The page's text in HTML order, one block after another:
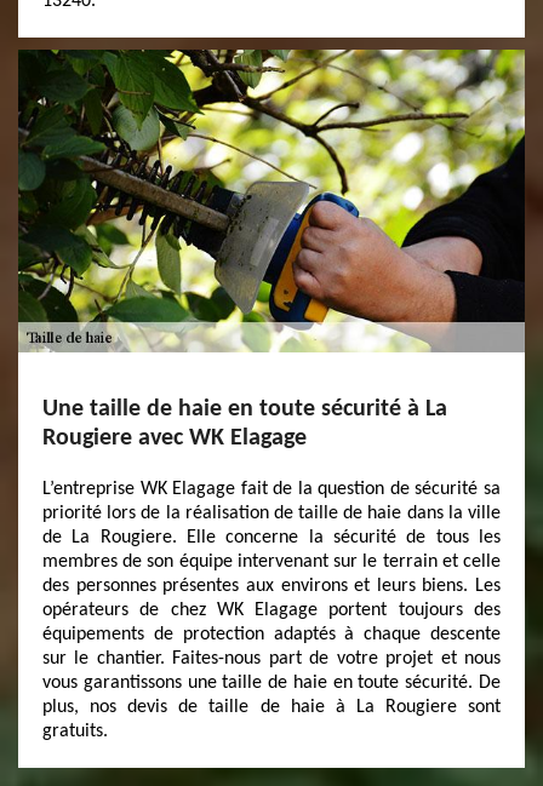
Une taille de haie en toute sécurité à La
Rougiere avec WK Elagage
L’entreprise WK Elagage fait de la question de sécurité sa
priorité lors de la réalisation de taille de haie dans la ville
de La Rougiere. Elle concerne la sécurité de tous les
membres de son équipe intervenant sur le terrain et celle
des personnes présentes aux environs et leurs biens. Les
opérateurs de chez WK Elagage portent toujours des
équipements de protection adaptés à chaque descente
sur le chantier. Faites-nous part de votre projet et nous
vous garantissons une taille de haie en toute sécurité. De
plus, nos devis de taille de haie à La Rougiere sont
gratuits.